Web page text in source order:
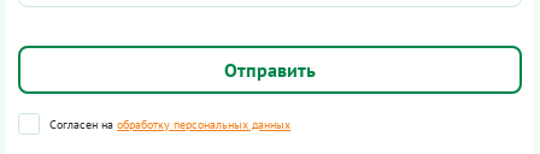
Согласен на обработку персональных данных